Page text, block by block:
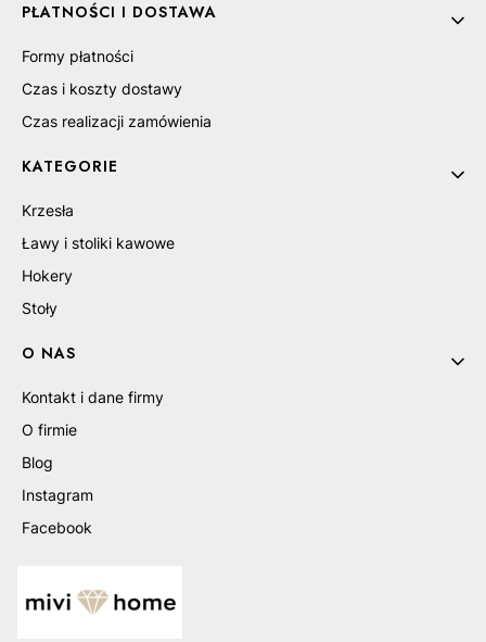
PŁATNOŚCI I DOSTAWA
Formy płatności
Czas i koszty dostawy
Czas realizacji zamówienia
KATEGORIE
Krzesła
Ławy i stoliki kawowe
Hokery
Stoły
O NAS
Kontakt i dane firmy
O firmie
Blog
Instagram
Facebook